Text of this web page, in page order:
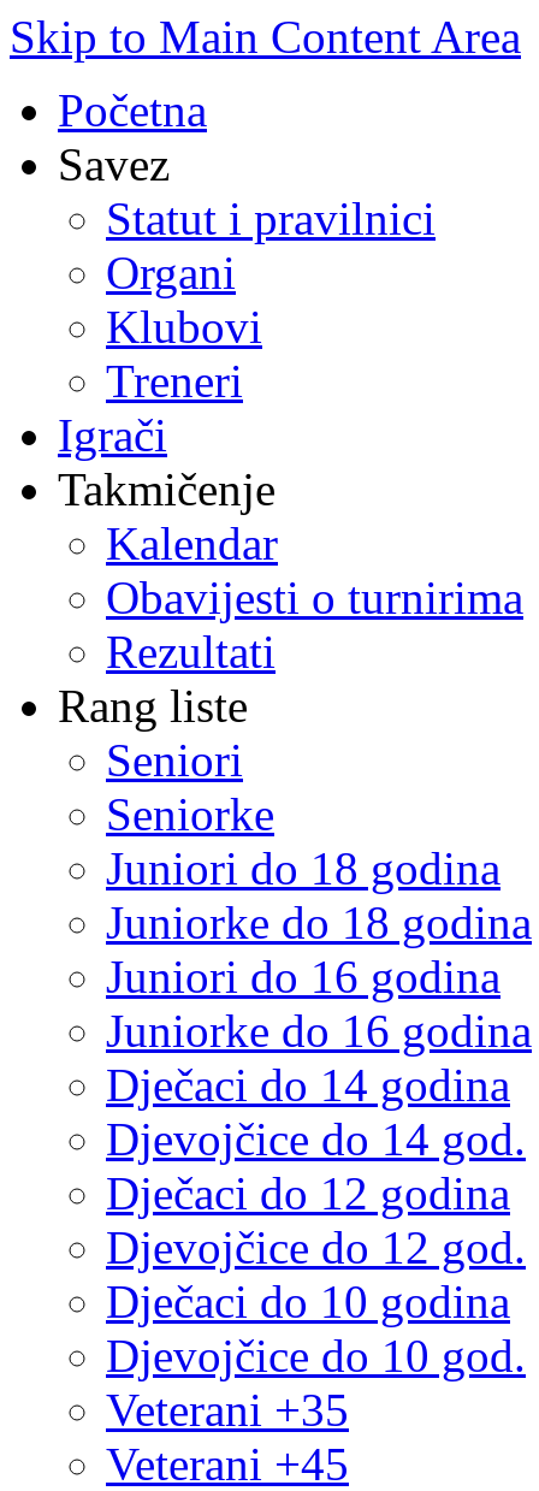
Skip to Main Content Area
Početna
Savez
Statut i pravilnici
Organi
Klubovi
Treneri
Igrači
Takmičenje
Kalendar
Obavijesti o turnirima
Rezultati
Rang liste
Seniori
Seniorke
Juniori do 18 godina
Juniorke do 18 godina
Juniori do 16 godina
Juniorke do 16 godina
Dječaci do 14 godina
Djevojčice do 14 god.
Dječaci do 12 godina
Djevojčice do 12 god.
Dječaci do 10 godina
Djevojčice do 10 god.
Veterani +35
Veterani +45